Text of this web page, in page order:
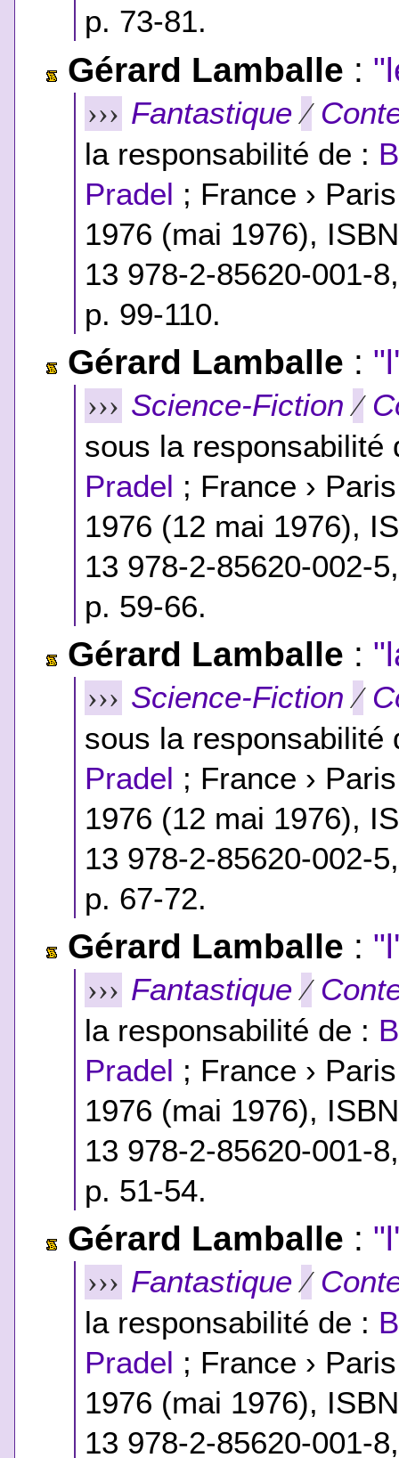
p. 73-81.
Gérard Lamballe :
››› Fantastique ⁄
la responsabilité de :
Pradel ; France ›
1976 (mai 1976),
13 978-2-85620-001-8
p. 99-110.
Gérard Lamballe :
››› Science-Fiction ⁄
sous la
Pradel ; France ›
1976 (12 mai 1976),
13 978-2-85620-002-5
p. 59-66.
Gérard Lamballe :
››› Science-Fiction ⁄
sous la
Pradel ; France ›
1976 (12 mai 1976),
13 978-2-85620-002-5
p. 67-72.
Gérard Lamballe :
››› Fantastique ⁄
la responsabilité de :
Pradel ; France ›
1976 (mai 1976),
13 978-2-85620-001-8
p. 51-54.
Gérard Lamballe :
››› Fantastique ⁄
la responsabilité de :
Pradel ; France ›
1976 (mai 1976),
13 978-2-85620-001-8